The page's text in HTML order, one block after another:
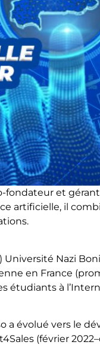
et gérant
artificielle, il
Nazi
en France
étudiants à
a évolué vers le
(février